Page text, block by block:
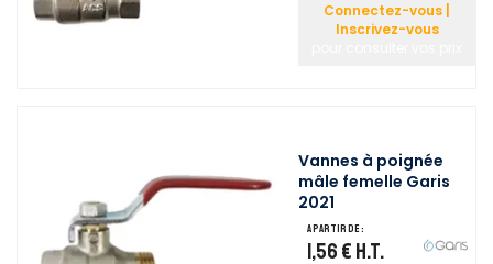
Connectez-vous |
Inscrivez-vous
Vannes à poignée
mâle femelle Garis
2021
A partir de :
1,56 € H.T.